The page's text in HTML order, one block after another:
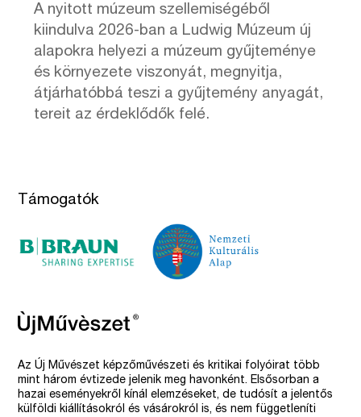
A nyitott múzeum szellemiségéből
kiindulva 2026-ban a Ludwig Múzeum új
alapokra helyezi a múzeum gyűjteménye
és környezete viszonyát, megnyitja,
átjárhatóbbá teszi a gyűjtemény anyagát,
tereit az érdeklődők felé.
Támogatók
Az Új Művészet képzőművészeti és kritikai folyóirat több
mint három évtizede jelenik meg havonként. Elsősorban a
hazai eseményekről kínál elemzéseket, de tudósít a jelentős
külföldi kiállításokról és vásárokról is, és nem függetleníti